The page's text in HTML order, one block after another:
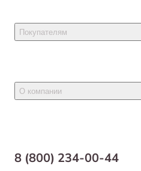
8 (800) 234-00-44
Товары для собак
Товары для птиц
Покупателям
Новости
Самовывоз
О компании
Благотворительный фонд